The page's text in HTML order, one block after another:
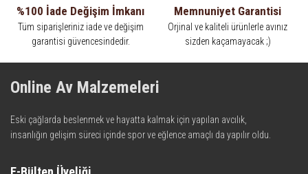
%100 İade Değişim İmkanı
Tüm siparişleriniz iade ve değişim
garantisi güvencesindedir.
Memnuniyet Garantisi
Orjinal ve kaliteli ürünlerle avınız
sizden kaçamayacak ;)
Online Av Malzemeleri
Eski çağlarda beslenmek ve hayatta kalmak için yapılan avcılık,
insanlığın gelişim süreci içinde spor ve eğlence amaçlı da yapılır oldu.
teknolojinin dokunuşuyla av malzemelerinde en iyisini meydana